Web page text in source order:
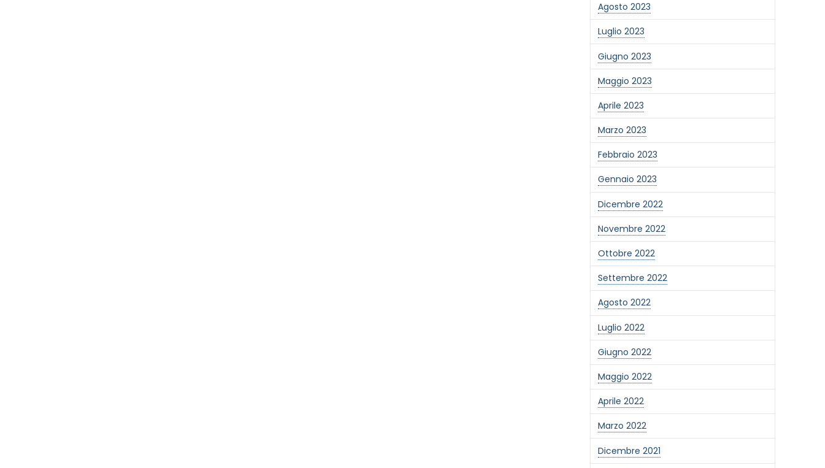
Agosto 2023
Luglio 2023
Giugno 2023
Maggio 2023
Aprile 2023
Marzo 2023
Febbraio 2023
Gennaio 2023
Dicembre 2022
Novembre 2022
Ottobre 2022
Settembre 2022
Agosto 2022
Luglio 2022
Giugno 2022
Maggio 2022
Aprile 2022
Marzo 2022
Dicembre 2021
Desidero rimanere aggiornato sulle ultime novità dell'Associazione tramite l'iscrizione alla newsletter